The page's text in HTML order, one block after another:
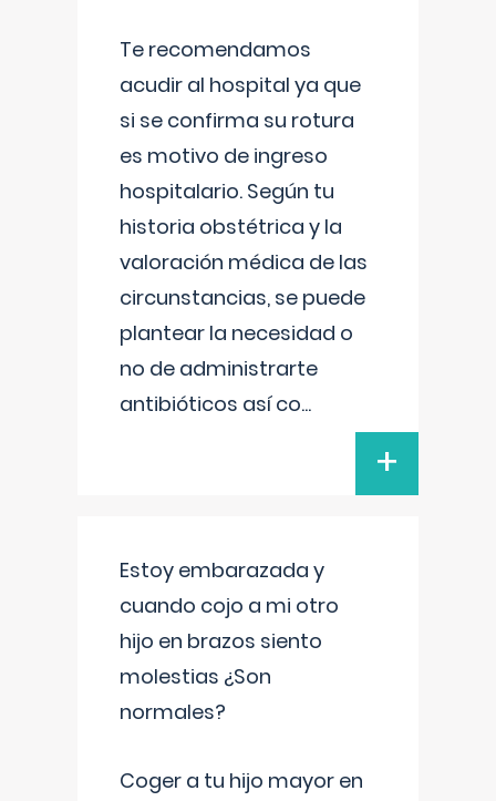
Te recomendamos
acudir al hospital ya que
si se confirma su rotura
es motivo de ingreso
hospitalario. Según tu
historia obstétrica y la
valoración médica de las
circunstancias, se puede
plantear la necesidad o
no de administrarte
antibióticos así co...
+
Estoy embarazada y
cuando cojo a mi otro
hijo en brazos siento
molestias ¿Son
normales?
Coger a tu hijo mayor en